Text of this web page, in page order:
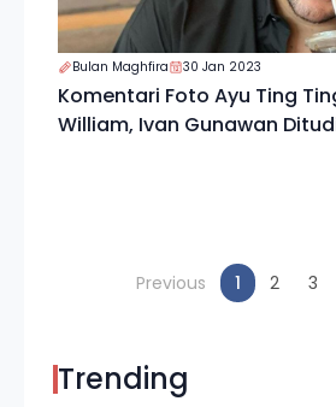
Bulan Maghfira 30 Jan 2023
Komentari Foto Ayu Ting
William, Ivan Gunawan
Previous 1(current)
2 3
Trending